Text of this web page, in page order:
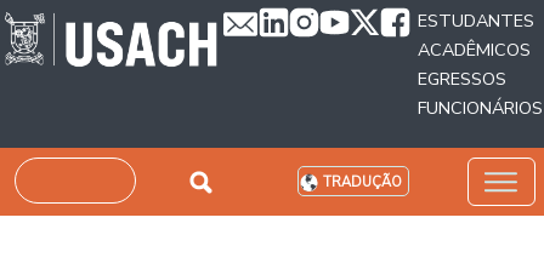
Passar para o conteúdo principal
ESTUDANTES
ACADÊMICOS
EGRESSOS
FUNCIONÁRIOS
Pesquisar TRADUÇÃO